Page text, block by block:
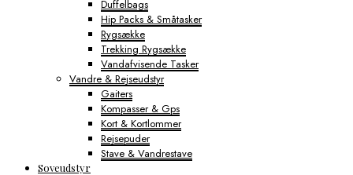
Duffelbags
Hip Packs & Småtasker
Rygsække
Trekking Rygsække
Vandafvisende Tasker
Vandre & Rejseudstyr
Gaiters
Kompasser & Gps
Kort & Kortlommer
Rejsepuder
Stave & Vandrestave
Soveudstyr